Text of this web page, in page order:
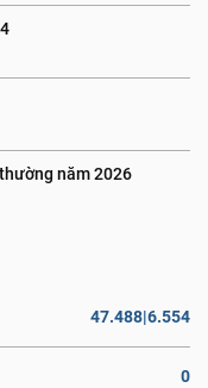
năm 2026
47.488|6.554
0